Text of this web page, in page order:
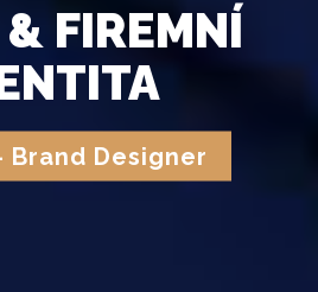
FIREMNÍ
Brand Designer